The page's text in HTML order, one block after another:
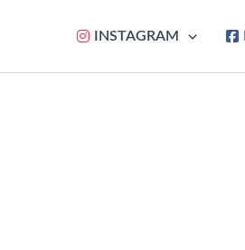
INSTAGRAM